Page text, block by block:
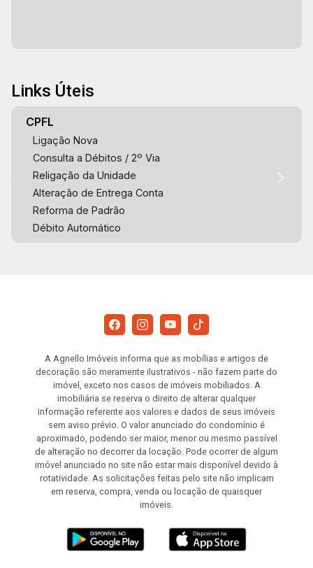
Links Úteis
CPFL
Ligação Nova
Consulta a Débitos / 2º Via
Religação da Unidade
Alteração de Entrega Conta
Reforma de Padrão
Débito Automático
A Agnello Imóveis informa que as mobílias e artigos de
decoração são meramente ilustrativos - não fazem parte do
imóvel, exceto nos casos de imóveis mobiliados. A
imobiliária se reserva o direito de alterar qualquer
informação referente aos valores e dados de seus imóveis
sem aviso prévio. O valor anunciado do condomínio é
aproximado, podendo ser maior, menor ou mesmo passível
de alteração no decorrer da locação. Pode ocorrer de algum
imóvel anunciado no site não estar mais disponível devido à
rotatividade. As solicitações feitas pelo site não implicam
em reserva, compra, venda ou locação de quaisquer
imóveis.